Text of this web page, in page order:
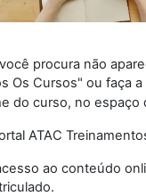
procura não
Os Cursos" ou faça
do curso, no espaço
ATAC
ao conteúdo